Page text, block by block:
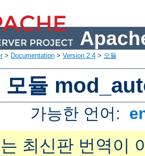
> Documentation > Version 2.4 > 모듈
모듈
가능한 언어:
최신판 번역이